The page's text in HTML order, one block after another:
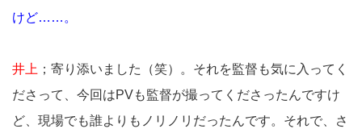
けど……。
井上 ；寄り添いました（笑）。それを監督も気に入ってく
ださって、今回はPVも監督が撮ってくださったんですけ
ど、現場でも誰よりもノリノリだったんです。それで、さ